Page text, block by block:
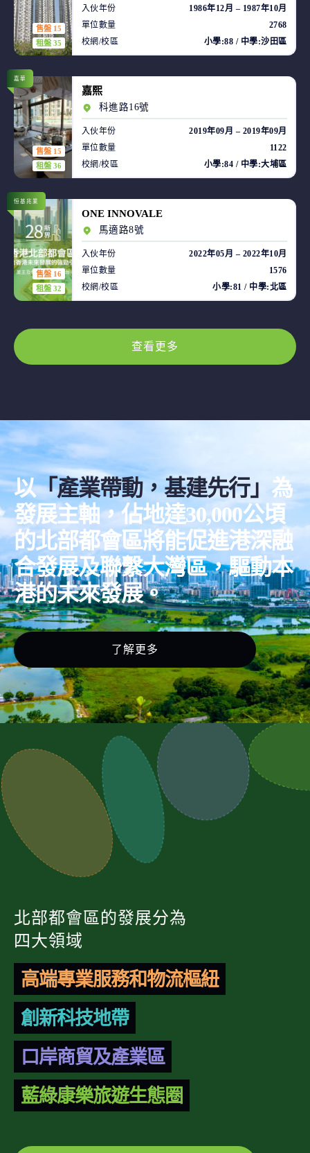
售盤 15
租盤 35
入伙年份
1986年12月 – 1987年10月
單位數量
2768
校網/校區
小學:88 / 中學:沙田區
售盤 15
租盤 36
嘉華
嘉熙
科進路16號
入伙年份
2019年09月 – 2019年09月
單位數量
1122
校網/校區
小學:84 / 中學:大埔區
售盤 16
租盤 32
恒基兆業
ONE INNOVALE
馬適路8號
入伙年份
2022年05月 – 2022年10月
單位數量
1576
校網/校區
小學:81 / 中學:北區
查看更多
以「產業帶動，基建先行」 為
發展主軸，佔地達30,000公頃
的北部都會區將能促進港深融
合發展及聯繫大灣區，驅動本
港的未來發展。
了解更多
北部都會區的發展分為
四大領域
高端專業服務和物流樞紐
創新科技地帶
口岸商貿及產業區
藍綠康樂旅遊生態圈